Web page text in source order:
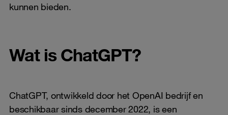
kunnen bieden.
Wat is ChatGPT?
ChatGPT, ontwikkeld door het OpenAI bedrijf en
beschikbaar sinds december 2022, is een